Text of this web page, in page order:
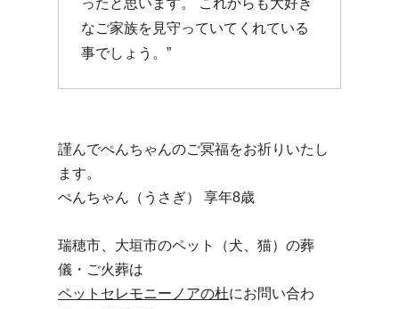
ったと思います。 これからも大好き
なご家族を見守っていてくれている
事でしょう。”
謹んでぺんちゃんのご冥福をお祈りいたし
ます。
ぺんちゃん（うさぎ） 享年8歳
瑞穂市、大垣市のペット（犬、猫）の葬
儀・ご火葬は
ペットセレモニーノアの杜にお問い合わ